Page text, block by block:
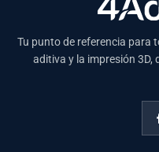
Tu punto de referencia para
aditiva y la impresión 3D,